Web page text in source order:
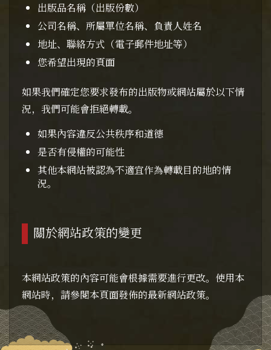
出版品名稱（出版份數）
公司名稱、所屬單位名稱、負責人姓名
地址、聯絡方式（電子郵件地址等）
您希望出現的頁面
如果我們確定您要求發布的出版物或網站屬於以下情
況，我們可能會拒絕轉載。
如果內容違反公共秩序和道德
是否有侵權的可能性
其他本網站被認為不適宜作為轉載目的地的情
況。
關於網站政策的變更
本網站政策的內容可能會根據需要進行更改。使用本
網站時，請參閱本頁面發佈的最新網站政策。